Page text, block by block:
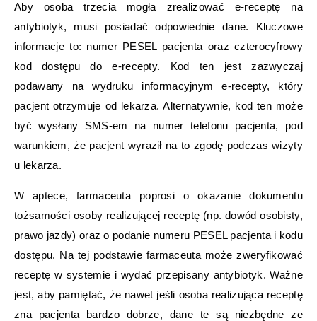
Aby osoba trzecia mogła zrealizować e-receptę na
antybiotyk, musi posiadać odpowiednie dane. Kluczowe
informacje to: numer PESEL pacjenta oraz czterocyfrowy
kod dostępu do e-recepty. Kod ten jest zazwyczaj
podawany na wydruku informacyjnym e-recepty, który
pacjent otrzymuje od lekarza. Alternatywnie, kod ten może
być wysłany SMS-em na numer telefonu pacjenta, pod
warunkiem, że pacjent wyraził na to zgodę podczas wizyty
u lekarza.
W aptece, farmaceuta poprosi o okazanie dokumentu
tożsamości osoby realizującej receptę (np. dowód osobisty,
prawo jazdy) oraz o podanie numeru PESEL pacjenta i kodu
dostępu. Na tej podstawie farmaceuta może zweryfikować
receptę w systemie i wydać przepisany antybiotyk. Ważne
jest, aby pamiętać, że nawet jeśli osoba realizująca receptę
zna pacjenta bardzo dobrze, dane te są niezbędne ze